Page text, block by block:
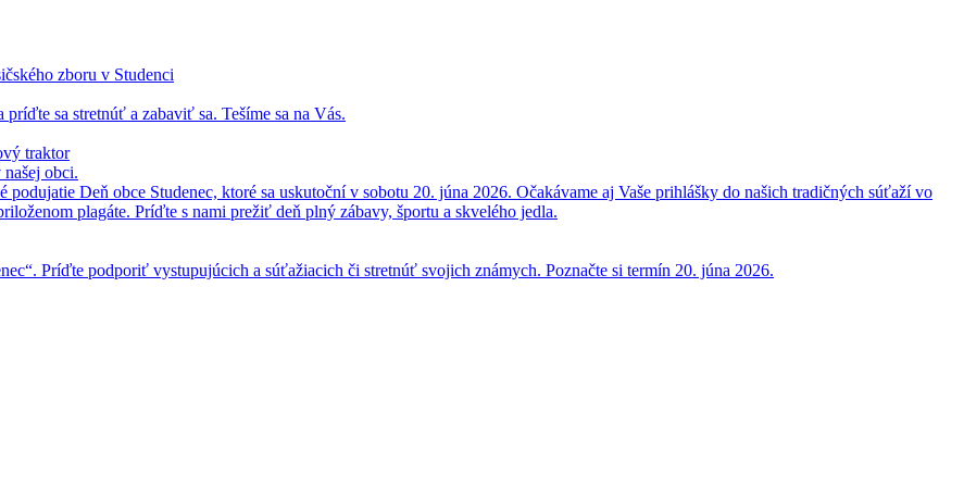
zboru v Studenci
sa stretnúť a zabaviť sa. Tešíme sa na Vás.
traktor
obci.
Deň obce Studenec, ktoré sa uskutoční v sobotu 20. júna 2026. Očakávame aj Vaše prihlášky do našich tradičných súťaží vo
plagáte. Príďte s nami prežiť deň plný zábavy, športu a skvelého jedla.
Príďte podporiť vystupujúcich a súťažiacich či stretnúť svojich známych. Poznačte si termín 20. júna 2026.